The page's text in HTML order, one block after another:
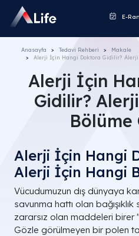
E-
Anasayfa Tedavi Rehberi
Makale
Alerji İçin Hangi Doktora Gidilir?
Alerji İçin
Gidilir?
Bölüme
Alerji İçin Hangi
Alerji İçin Hangi
Vücudumuzun dış dünyaya
savunma hattı olan
zararsız olan maddeleri birer
Gözle görülmeyen bir polen